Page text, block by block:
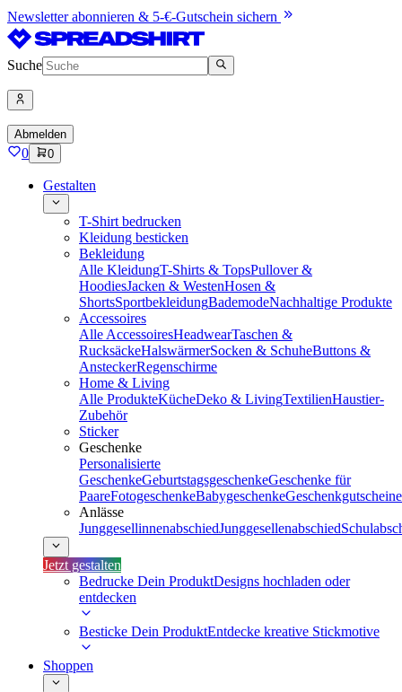
Newsletter abonnieren & 5-€-Gutschein sichern
Suche
Abmelden
0 0
Gestalten
T-Shirt bedrucken
Kleidung besticken
Bekleidung
Alle KleidungT-Shirts & TopsPullover &
HoodiesJacken & WestenHosen &
ShortsSportbekleidungBademodeNachhaltige Produkte
Accessoires
Alle AccessoiresHeadwearTaschen &
RucksäckeHalswärmerSocken & SchuheButtons &
AnsteckerRegenschirme
Home & Living
Alle ProdukteKücheDeko & LivingTextilienHaustier-
Zubehör
Sticker
Geschenke
Personalisierte
GeschenkeGeburtstagsgeschenkeGeschenke für
PaareFotogeschenkeBabygeschenkeGeschenkgutscheine
Anlässe
JunggesellinnenabschiedJunggesellenabschied
Jetzt gestalten
Bedrucke Dein ProduktDesigns hochladen oder
entdecken
Besticke Dein ProduktEntdecke kreative Stickmotive
Shoppen